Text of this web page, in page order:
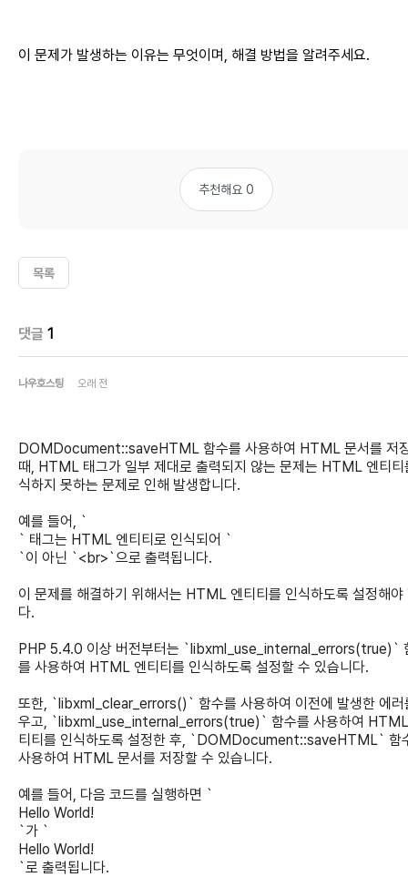
이 문제가 발생하는 이유는 무엇이며, 해결 방법을 알려주세요.
추천해요 0
목록
댓글 1
나우호스팅 오래 전
DOMDocument::saveHTML 함수를 사용하여 HTML 문서를 저
때, HTML 태그가 일부 제대로 출력되지 않는 문제는 HTML 엔티티
식하지 못하는 문제로 인해 발생합니다.
예를 들어, `
` 태그는 HTML 엔티티로 인식되어 `
`이 아닌 `<br>`으로 출력됩니다.
이 문제를 해결하기 위해서는 HTML 엔티티를 인식하도록 설정해야
다.
PHP 5.4.0 이상 버전부터는 `libxml_use_internal_errors(true)`
를 사용하여 HTML 엔티티를 인식하도록 설정할 수 있습니다.
또한, `libxml_clear_errors()` 함수를 사용하여 이전에 발생한 에러
우고, `libxml_use_internal_errors(true)` 함수를 사용하여
티티를 인식하도록 설정한 후, `DOMDocument::saveHTML` 함
사용하여 HTML 문서를 저장할 수 있습니다.
예를 들어, 다음 코드를 실행하면 `
Hello World!
`가 `
Hello World!
`로 출력됩니다.